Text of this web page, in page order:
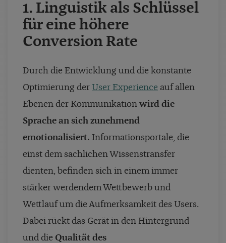
1. Linguistik als Schlüssel
für eine höhere
Conversion Rate
Durch die Entwicklung und die konstante
Optimierung der User Experience auf allen
Ebenen der Kommunikation wird die
Sprache an sich zunehmend
emotionalisiert. Informationsportale, die
einst dem sachlichen Wissenstransfer
dienten, befinden sich in einem immer
stärker werdendem Wettbewerb und
Wettlauf um die Aufmerksamkeit des Users.
Dabei rückt das Gerät in den Hintergrund
und die Qualität des